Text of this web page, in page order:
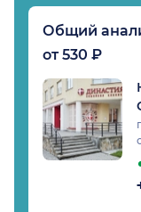
Общий
от 530 ₽